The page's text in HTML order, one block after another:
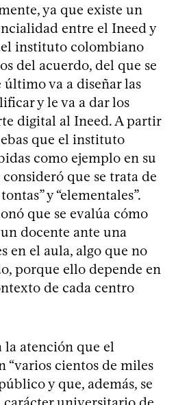
ya que existe un
entre el Ineed y
instituto colombiano
del acuerdo, del que se
último va a diseñar las
y le va a dar los
digital al Ineed. A partir
que el instituto
como ejemplo en su
que se trata de
y “elementales”.
que se evalúa cómo
docente ante una
en el aula, algo que no
porque ello depende en
de cada centro
la atención que el
“varios cientos de miles
y que, además, se